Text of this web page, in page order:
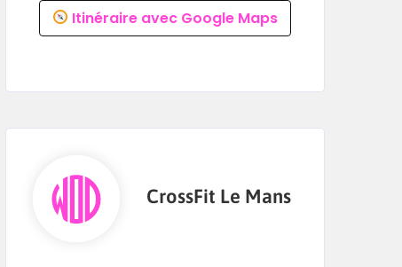
Itinéraire avec Google Maps
CrossFit Le Mans